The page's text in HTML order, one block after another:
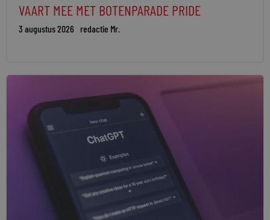
VAART MEE MET BOTENPARADE PRIDE
3 augustus 2026 redactie Mr.